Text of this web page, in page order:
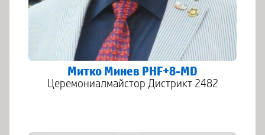
Митко Минев PHF+8-MD
Церемониалмайстор Дистрикт 2482